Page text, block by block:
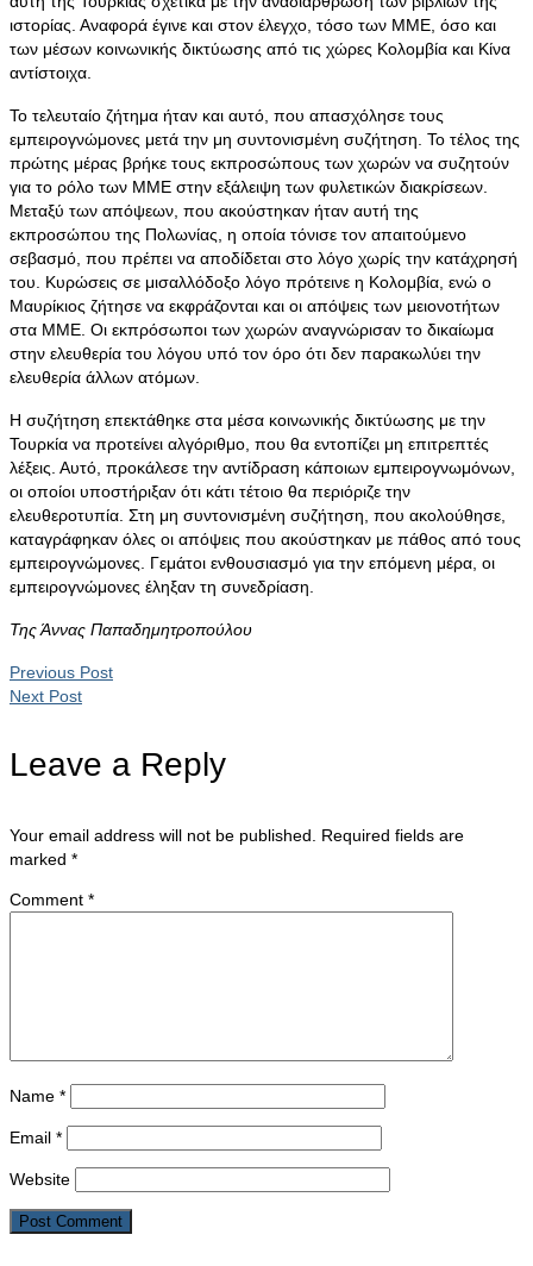
ιστορίας. Αναφορά έγινε και στον έλεγχο, τόσο των ΜΜΕ, όσο και
των μέσων κοινωνικής δικτύωσης από τις χώρες Κολομβία και Κίνα
αντίστοιχα.
Το τελευταίο ζήτημα ήταν και αυτό, που απασχόλησε τους
εμπειρογνώμονες μετά την μη συντονισμένη συζήτηση. Το τέλος της
πρώτης μέρας βρήκε τους εκπροσώπους των χωρών να συζητούν
για το ρόλο των ΜΜΕ στην εξάλειψη των φυλετικών διακρίσεων.
Μεταξύ των απόψεων, που ακούστηκαν ήταν αυτή της
εκπροσώπου της Πολωνίας, η οποία τόνισε τον απαιτούμενο
σεβασμό, που πρέπει να αποδίδεται στο λόγο χωρίς την κατάχρησή
του. Κυρώσεις σε μισαλλόδοξο λόγο πρότεινε η Κολομβία, ενώ ο
Μαυρίκιος ζήτησε να εκφράζονται και οι απόψεις των μειονοτήτων
στα ΜΜΕ. Οι εκπρόσωποι των χωρών αναγνώρισαν το δικαίωμα
στην ελευθερία του λόγου υπό τον όρο ότι δεν παρακωλύει την
ελευθερία άλλων ατόμων.
Η συζήτηση επεκτάθηκε στα μέσα κοινωνικής δικτύωσης με την
Τουρκία να προτείνει αλγόριθμο, που θα εντοπίζει μη επιτρεπτές
λέξεις. Αυτό, προκάλεσε την αντίδραση κάποιων εμπειρογνωμόνων,
οι οποίοι υποστήριξαν ότι κάτι τέτοιο θα περιόριζε την
ελευθεροτυπία. Στη μη συντονισμένη συζήτηση, που ακολούθησε,
καταγράφηκαν όλες οι απόψεις που ακούστηκαν με πάθος από τους
εμπειρογνώμονες. Γεμάτοι ενθουσιασμό για την επόμενη μέρα, οι
εμπειρογνώμονες έληξαν τη συνεδρίαση.
Της Άννας Παπαδημητροπούλου
Previous Post
Next Post
Leave a Reply
Your email address will not be published.
Required fields are
marked *
Comment *
Name *
Email *
Website